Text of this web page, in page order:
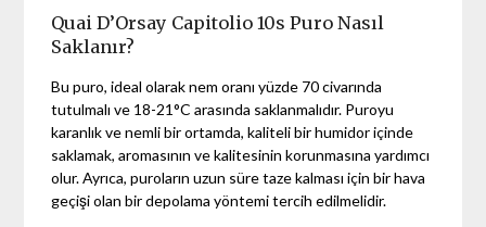
Quai D’Orsay Capitolio 10s Puro Nasıl
Saklanır?
Bu puro, ideal olarak nem oranı yüzde 70 civarında
tutulmalı ve 18-21°C arasında saklanmalıdır. Puroyu
karanlık ve nemli bir ortamda, kaliteli bir humidor içinde
saklamak, aromasının ve kalitesinin korunmasına yardımcı
olur. Ayrıca, puroların uzun süre taze kalması için bir hava
geçişi olan bir depolama yöntemi tercih edilmelidir.